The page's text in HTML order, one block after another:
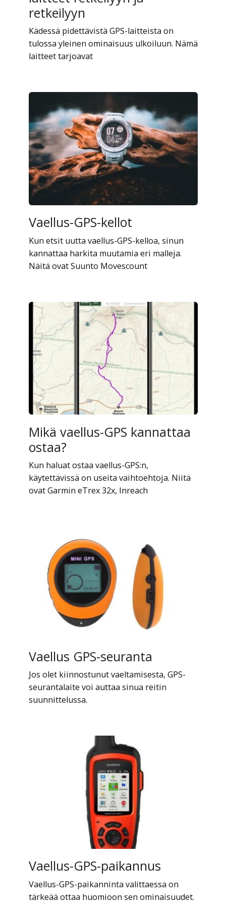
retkeilyyn
Kädessä pidettävistä GPS-laitteista on
tulossa yleinen ominaisuus ulkoiluun. Nämä
laitteet tarjoavat
Vaellus-GPS-kellot
Kun etsit uutta vaellus-GPS-kelloa, sinun
kannattaa harkita muutamia eri malleja.
Näitä ovat Suunto Movescount
Mikä vaellus-GPS kannattaa
ostaa?
Kun haluat ostaa vaellus-GPS:n,
käytettävissä on useita vaihtoehtoja. Niitä
ovat Garmin eTrex 32x, Inreach
Vaellus GPS-seuranta
Jos olet kiinnostunut vaeltamisesta, GPS-
seurantalaite voi auttaa sinua reitin
suunnittelussa.
Vaellus-GPS-paikannus
Vaellus-GPS-paikanninta valittaessa on
tärkeää ottaa huomioon sen ominaisuudet.